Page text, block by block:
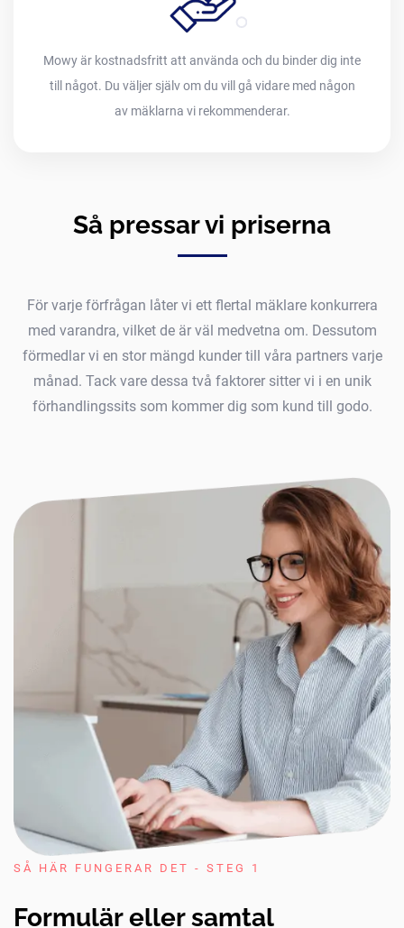
Mowy är kostnadsfritt att använda och du binder dig inte
till något. Du väljer själv om du vill gå vidare med någon
av mäklarna vi rekommenderar.
Så pressar vi priserna
För varje förfrågan låter vi ett flertal mäklare konkurrera
med varandra, vilket de är väl medvetna om. Dessutom
förmedlar vi en stor mängd kunder till våra partners varje
månad. Tack vare dessa två faktorer sitter vi i en unik
förhandlingssits som kommer dig som kund till godo.
SÅ HÄR FUNGERAR DET - STEG 1
Formulär eller samtal